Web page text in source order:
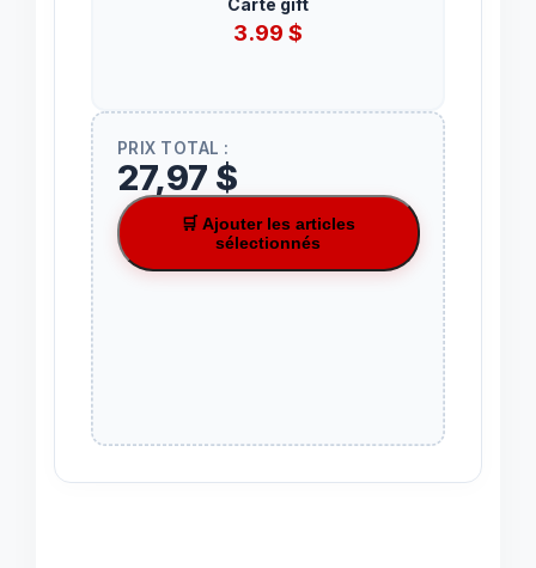
Carte gift
3.99 $
PRIX TOTAL :
27,97 $
🛒 Ajouter les articles
sélectionnés